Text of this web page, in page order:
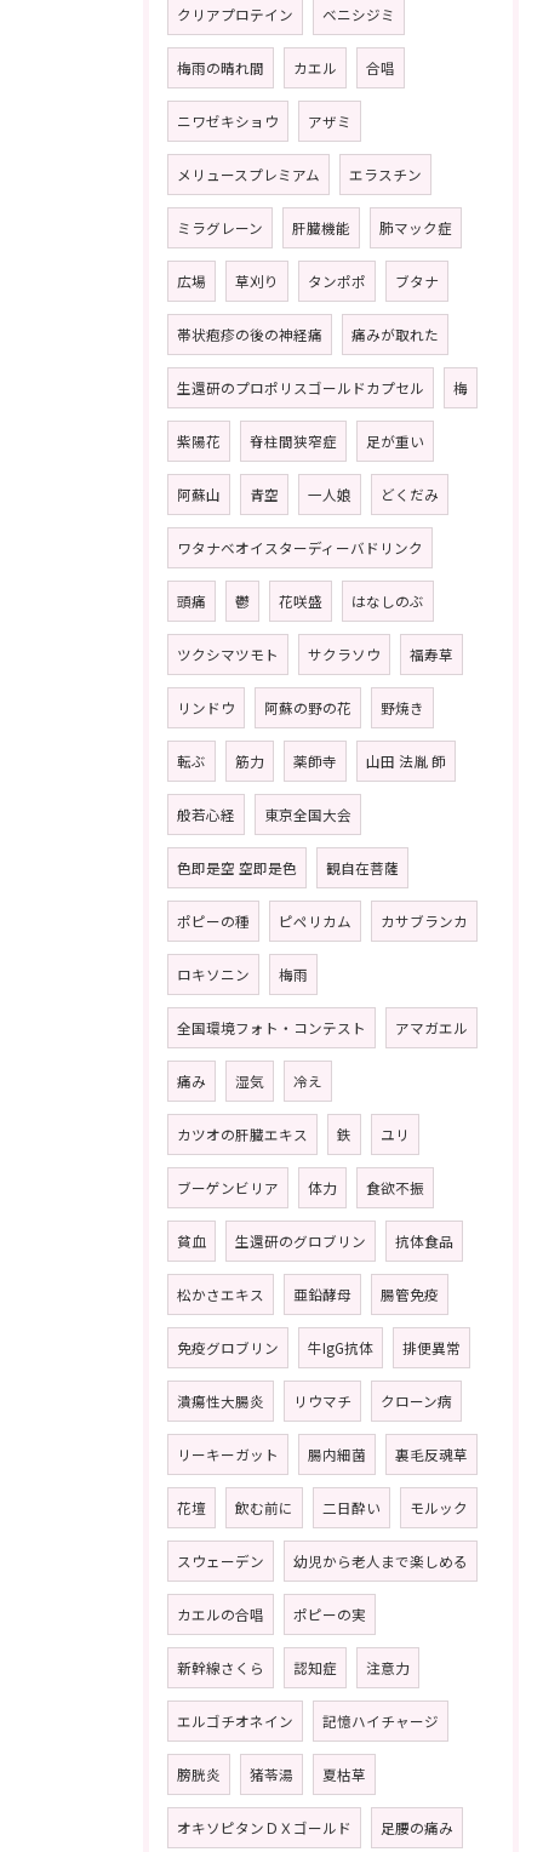
クリアプロテイン ベニシジミ
梅雨の晴れ間 カエル 合唱
ニワゼキショウ アザミ
メリュースプレミアム エラスチン
ミラグレーン 肝臓機能 肺マック症
広場 草刈り タンポポ ブタナ
帯状疱疹の後の神経痛 痛みが取れた
生還研のプロポリスゴールドカプセル 梅
紫陽花 脊柱間狭窄症 足が重い
阿蘇山 青空 一人娘 どくだみ
ワタナベオイスターディーバドリンク
頭痛 鬱 花咲盛 はなしのぶ
ツクシマツモト サクラソウ 福寿草
リンドウ 阿蘇の野の花 野焼き
転ぶ 筋力 薬師寺 山田 法胤 師
般若心経 東京全国大会
色即是空 空即是色 観自在菩薩
ポピーの種 ピペリカム カサブランカ
ロキソニン 梅雨
全国環境フォト・コンテスト アマガエル
痛み 湿気 冷え
カツオの肝臓エキス 鉄 ユリ
ブーゲンビリア 体力 食欲不振
貧血 生還研のグロブリン 抗体食品
松かさエキス 亜鉛酵母 腸管免疫
免疫グロブリン 牛IgG抗体 排便異常
潰瘍性大腸炎 リウマチ クローン病
リーキーガット 腸内細菌 裏毛反魂草
花壇 飲む前に 二日酔い モルック
スウェーデン 幼児から老人まで楽しめる
カエルの合唱 ポピーの実
新幹線さくら 認知症 注意力
エルゴチオネイン 記憶ハイチャージ
膀胱炎 猪苓湯 夏枯草
オキソピタンＤＸゴールド 足腰の痛み